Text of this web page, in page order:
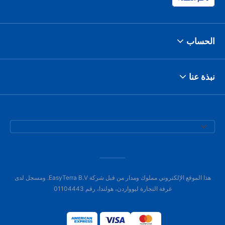
الحساب
نبذة عنا
هذا الموقع الإلكتروني مملوك ومدار من قبل شركة EasyTerra B.V. ومسجل لدى
غرفة التجارة ليوواردن، هولندا، رقم 01104443